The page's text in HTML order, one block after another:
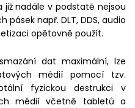
nadále v podstatě nejsou
např. DLT, DDS, audio
opětovně použít.
dat maximální, lze
médií pomocí tzv.
fyzickou destrukci v
médií včetně tabletů a